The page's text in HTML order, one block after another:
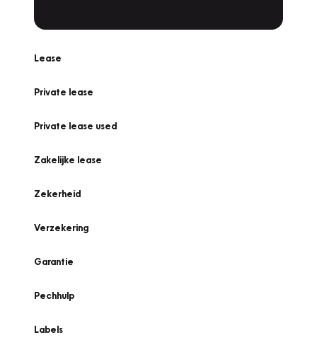
Lease
Private lease
Private lease used
Zakelijke lease
Zekerheid
Verzekering
Garantie
Pechhulp
Labels